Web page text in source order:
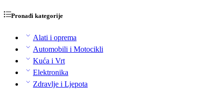
Pronađi kategorije
Alati i oprema
Automobili i Motocikli
Kuća i Vrt
Elektronika
Zdravlje i Ljepota